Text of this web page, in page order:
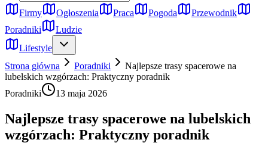
Firmy Ogłoszenia Praca Pogoda
Przewodnik
Poradniki
Ludzie
Lifestyle
Strona główna
Poradniki
Najlepsze trasy spacerowe na
lubelskich wzgórzach: Praktyczny poradnik
Poradniki
13 maja 2026
Najlepsze trasy spacerowe na lubelskich
wzgórzach: Praktyczny poradnik